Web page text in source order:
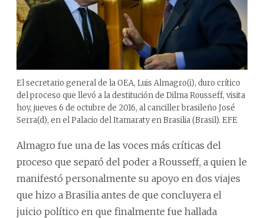
El secretario general de la OEA, Luis Almagro(i), duro crítico
del proceso que llevó a la destitución de Dilma Rousseff, visita
hoy, jueves 6 de octubre de 2016, al canciller brasileño José
Serra(d), en el Palacio del Itamaraty en Brasilia (Brasil). EFE
Almagro fue una de las voces más críticas del
proceso que separó del poder a Rousseff, a quien le
manifestó personalmente su apoyo en dos viajes
que hizo a Brasilia antes de que concluyera el
juicio político en que finalmente fue hallada